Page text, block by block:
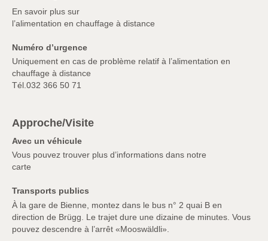
En savoir plus sur
l’alimentation en chauffage à distance
Numéro d’urgence
Uniquement en cas de problème relatif à l’alimentation en
chauffage à distance
Tél.032 366 50 71
Approche/Visite
Avec un véhicule
Vous pouvez trouver plus d’informations dans notre
carte
Transports publics
À la gare de Bienne, montez dans le bus n° 2 quai B en
direction de Brügg. Le trajet dure une dizaine de minutes. Vous
pouvez descendre à l’arrêt «Mooswäldli».